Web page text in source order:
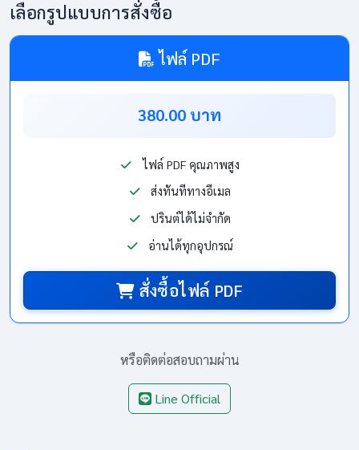
เลือกรูปแบบการสั่งซื้อ
ไฟล์ PDF
380.00 บาท
ไฟล์ PDF คุณภาพสูง
ส่งทันทีทางอีเมล
ปรินต์ได้ไม่จำกัด
อ่านได้ทุกอุปกรณ์
สั่งซื้อไฟล์ PDF
หรือติดต่อสอบถามผ่าน
Line Official